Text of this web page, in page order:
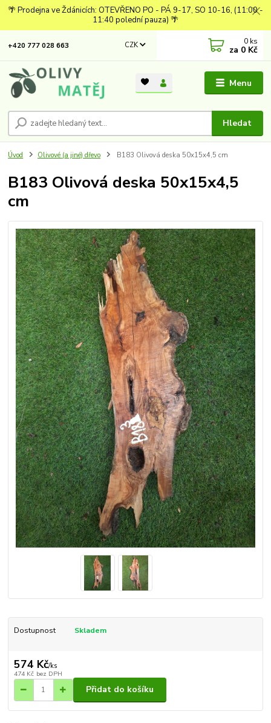
🌴 Prodejna ve Ždánicích: OTEVŘENO PO - PÁ 9-17, SO 10-16, (11:00 -
11:40 polední pauza) 🌴
Menu
CZK
Hledat
+420 777 028 663 0 ks
za 0 Kč
Úvod Olivové (a jiné) dřevo B183 Olivová deska 50x15x4,5 cm
B183 Olivová deska 50x15x4,5
cm
Dostupnost Skladem
574 Kč/ks
474 Kč bez DPH
Přidat do košíku